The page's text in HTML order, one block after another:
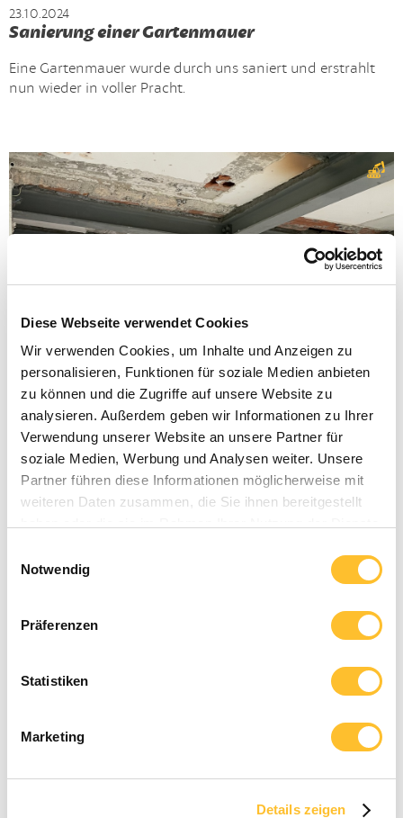
Diese Webseite verwendet Cookies
Wir verwenden Cookies, um Inhalte und Anzeigen zu
personalisieren, Funktionen für soziale Medien anbieten
zu können und die Zugriffe auf unsere Website zu
analysieren. Außerdem geben wir Informationen zu Ihrer
Verwendung unserer Website an unsere Partner für
soziale Medien, Werbung und Analysen weiter. Unsere
Partner führen diese Informationen möglicherweise mit
weiteren Daten zusammen, die Sie ihnen bereitgestellt
Notwendig
Präferenzen
Statistiken
Marketing
Details zeigen
23.10.2024
Sanierung einer Gartenmauer
Eine Gartenmauer wurde durch uns saniert und erstrahlt
nun wieder in voller Pracht.
Sinnvoll Bauen
Sicherung einer Decke